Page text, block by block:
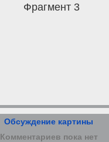
Фрагмент 3
Обсуждение картины
Комментариев пока нет